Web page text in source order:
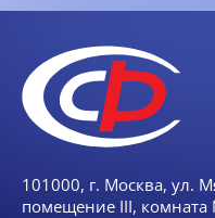
101000, г. Москва, ул.
помещение III,